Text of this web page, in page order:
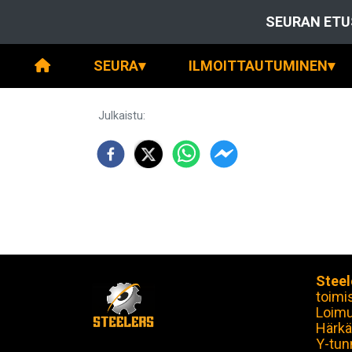
SEURAN
SEURA▾ ILMOITTAUTUMINEN▾
Julkaistu:
Y-